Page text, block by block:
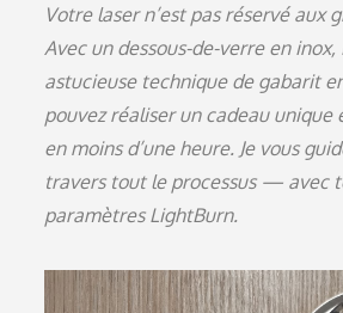
Votre laser n’est pas réservé aux
Avec un dessous-de-verre en
astucieuse technique de gabarit
pouvez réaliser un cadeau unique
en moins d’une heure. Je vous
travers tout le processus — avec
paramètres LightBurn.